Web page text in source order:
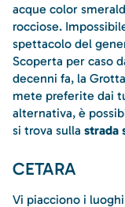
acque color
rocciose.
spettacolo del
Scoperta per caso
decenni fa, la
mete preferite dai
alternativa, è
si trova sulla strada
CETARA
Vi piacciono i